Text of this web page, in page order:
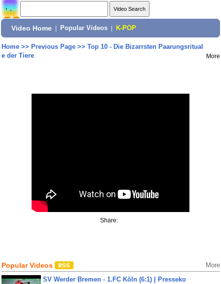
Video Home Popular Videos K-POP
Home>> Previous Page>> Top 10 - Die Bizarrsten Paarungsritual
e der Tiere
More
Share:
Popular Videos More
SV Werder Bremen - 1.FC Köln (6:1) | Presseko